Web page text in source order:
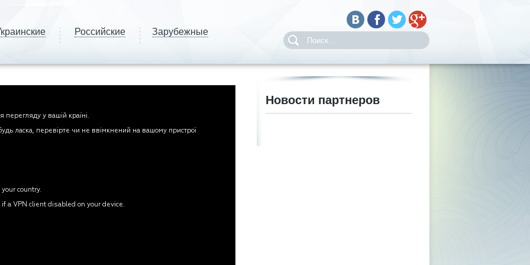
Российские Зарубежные
Новости партнеров